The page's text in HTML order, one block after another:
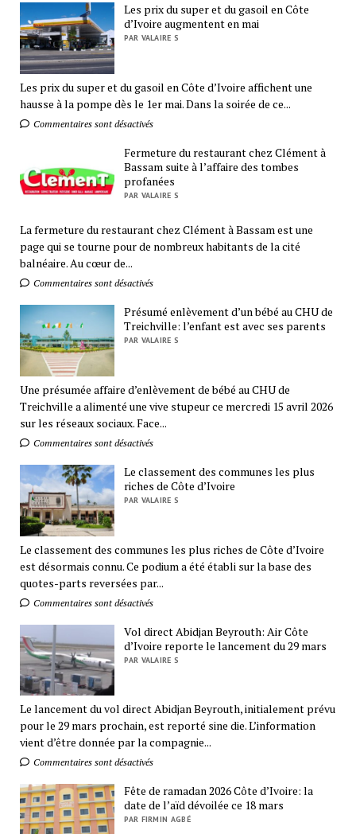
Les prix du super et du gasoil en Côte
d’Ivoire augmentent en mai
PAR VALAIRE S
Les prix du super et du gasoil en Côte d’Ivoire affichent une
hausse à la pompe dès le 1er mai. Dans la soirée de ce...
Commentaires sont désactivés
Fermeture du restaurant chez Clément à
Bassam suite à l’affaire des tombes
profanées
PAR VALAIRE S
La fermeture du restaurant chez Clément à Bassam est une
page qui se tourne pour de nombreux habitants de la cité
balnéaire. Au cœur de...
Commentaires sont désactivés
Présumé enlèvement d’un bébé au CHU de
Treichville: l’enfant est avec ses parents
PAR VALAIRE S
Une présumée affaire d’enlèvement de bébé au CHU de
Treichville a alimenté une vive stupeur ce mercredi 15 avril 2026
sur les réseaux sociaux. Face...
Commentaires sont désactivés
Le classement des communes les plus
riches de Côte d’Ivoire
PAR VALAIRE S
Le classement des communes les plus riches de Côte d’Ivoire
est désormais connu. Ce podium a été établi sur la base des
quotes-parts reversées par...
Commentaires sont désactivés
Vol direct Abidjan Beyrouth: Air Côte
d’Ivoire reporte le lancement du 29 mars
PAR VALAIRE S
Le lancement du vol direct Abidjan Beyrouth, initialement prévu
pour le 29 mars prochain, est reporté sine die. L’information
vient d’être donnée par la compagnie...
Commentaires sont désactivés
Fête de ramadan 2026 Côte d’Ivoire: la
date de l’aïd dévoilée ce 18 mars
PAR FIRMIN AGBÉ